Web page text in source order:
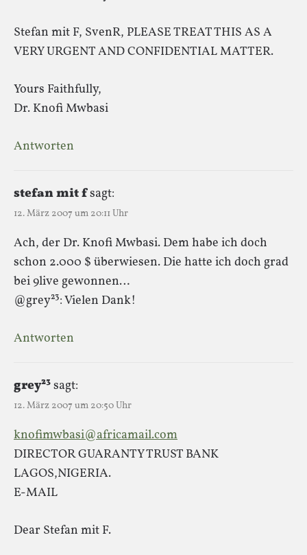
Stefan mit F, SvenR, PLEASE TREAT THIS AS A
VERY URGENT AND CONFIDENTIAL MATTER.
Yours Faithfully,
Dr. Knofi Mwbasi
Antworten
stefan mit fsagt:
12. März 2007 um 20:11 Uhr
Ach, der Dr. Knofi Mwbasi. Dem habe ich doch
schon 2.000 $ überwiesen. Die hatte ich doch grad
bei 9live gewonnen…
@grey²³: Vielen Dank!
Antworten
grey²³sagt:
12. März 2007 um 20:50 Uhr
knofimwbasi@africamail.com
DIRECTOR GUARANTY TRUST BANK
LAGOS,NIGERIA.
E-MAIL
Dear Stefan mit F.